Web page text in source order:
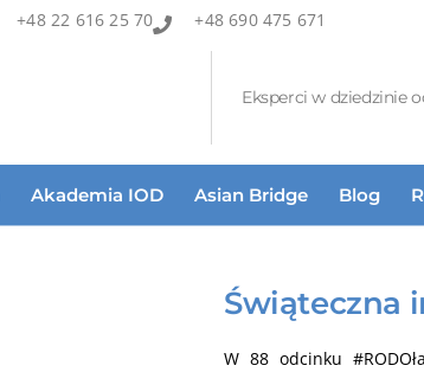
+48 22 616 25 70 +48 690 475 671
Eksperci w dziedzinie
Akademia IOD Asian Bridge Blog
Świąteczna
W 88 odcinku